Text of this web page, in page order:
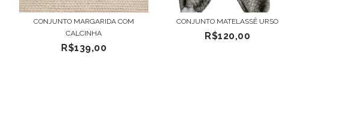
CONJUNTO MARGARIDA COM
CALCINHA
R$139,00
CONJUNTO MATELASSÊ URSO
R$120,00